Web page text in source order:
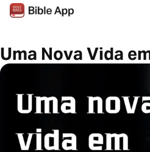
Uma Nova Vida